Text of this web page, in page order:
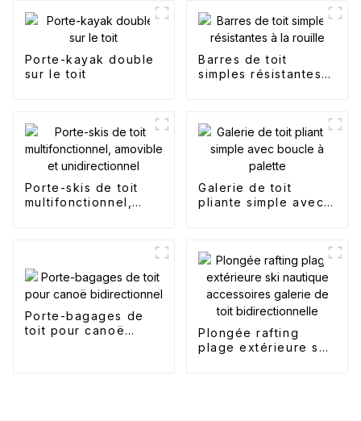
Porte-kayak double
sur le toit
Barres de toit
simples résistantes à
Porte-skis de toit
multifonctionnel,
Galerie de toit
pliante simple avec
Porte-bagages de
toit pour canoë
Plongée rafting
plage extérieure ski